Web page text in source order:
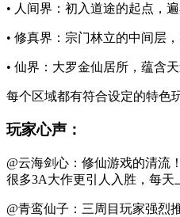
• 人间界：初入道途的起点，
• 修真界：宗门林立的中间层
• 仙界：大罗金仙居所，蕴含
每个区域都有符合设定的特色
玩家心声：
@云海剑心：修仙游戏的清流
很多3A大作更引人入胜，每天
@青鸾仙子：三周目玩家强烈